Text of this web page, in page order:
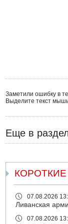
Заметили ошибку в
Выделите текст
Еще в
07.08.2026
Ливанская
07.08.2026